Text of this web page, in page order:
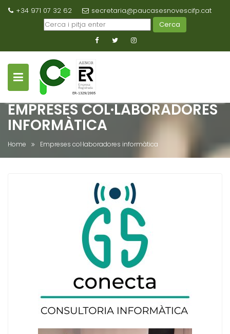
+34 971 07 32 62
secretaria@paucasesnovescifp.cat
Cerca
EMPRESES COL·LABORADORES
INFORMÀTICA
Home Empreses col·laboradores informàtica